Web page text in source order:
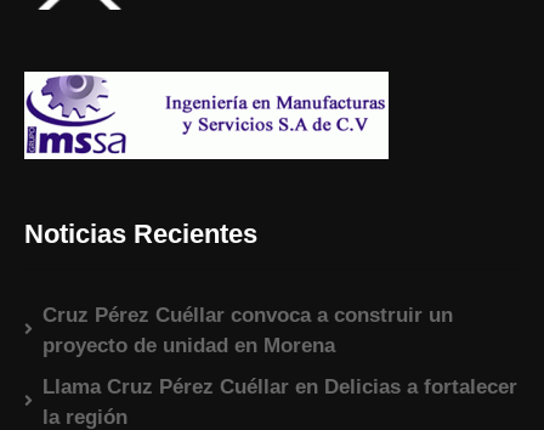
Noticias Recientes
Cruz Pérez Cuéllar convoca a construir un
proyecto de unidad en Morena
Llama Cruz Pérez Cuéllar en Delicias a fortalecer
la región